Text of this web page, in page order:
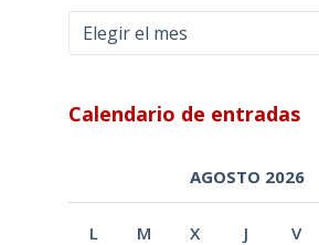
Archivos
Calendario de entradas
AGOSTO 2026
L M X J V